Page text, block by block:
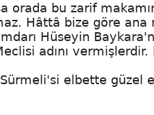
bu zarif
Hâttâ bize göre ana
Hüseyin
adını
Sürmeli'si elbette